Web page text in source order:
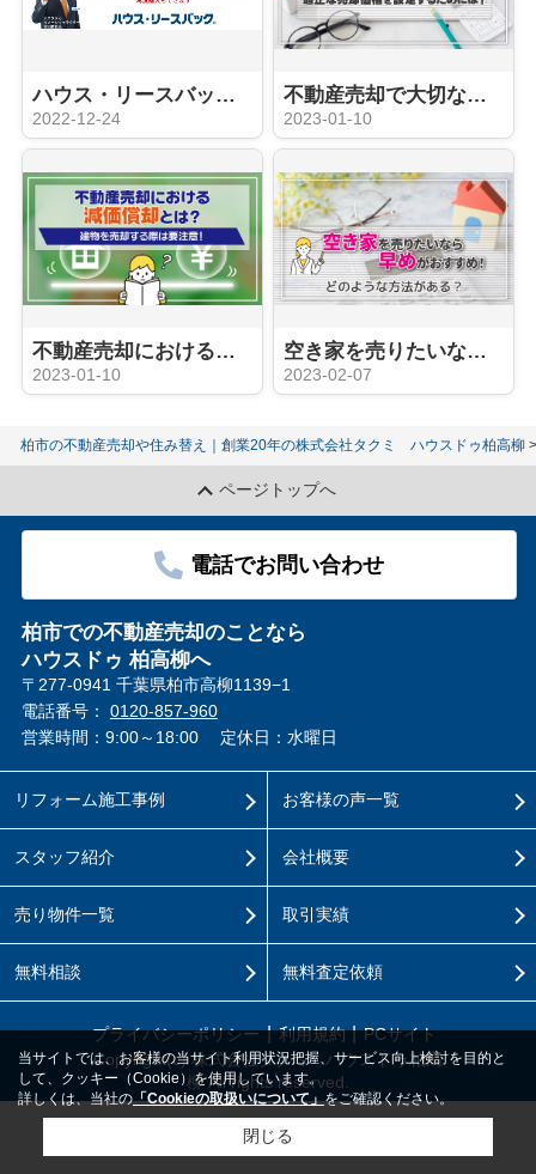
ハウス・リースバックのご紹介
2022-12-24
不動産売却で大切な査定！適正な売却価格を設定するためには？
2023-01-10
不動産売却における減価償却とは？建物を売却する際は要注意！
2023-01-10
空き家を売りたいなら早めがおすすめ！どのような方法がある？
2023-02-07
柏市の不動産売却や住み替え｜創業20年の株式会社タクミ ハウスドゥ柏高柳
ページトップへ
電話でお問い合わせ
柏市での不動産売却のことなら
ハウスドゥ 柏高柳へ
〒277-0941 千葉県柏市高柳1139−1
電話番号： 0120-857-960
営業時間：9:00～18:00
定休日：水曜日
リフォーム施工事例
スタッフ紹介
売り物件一覧
無料相談
お客様の声一覧
会社概要
取引実績
無料査定依頼
プライバシーポリシー 利用規約
PCサイト
Copyright(c) 株式会社タクミ ハウスドゥ柏高
柳 All rights reserved.
当サイトでは、お客様の当サイト利用状況把握、サービス向上検討を目的と
して、クッキー（Cookie）を使用しています。
詳しくは、当社の「Cookieの取扱いについて」をご確認ください。
閉じる